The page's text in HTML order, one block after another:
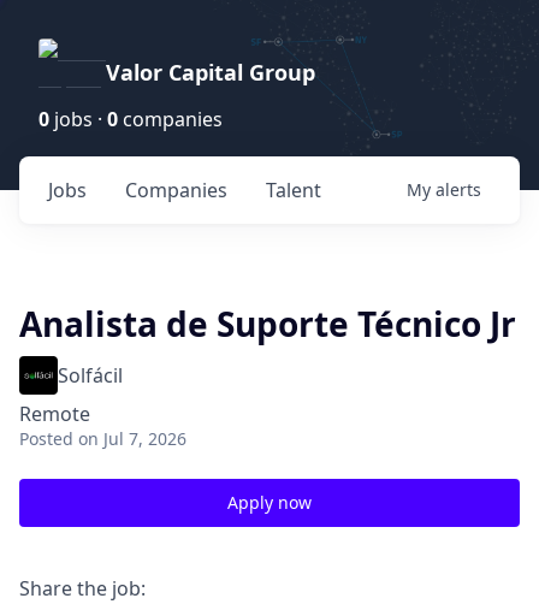
Valor Capital Group
0 jobs · 0 companies
Jobs Companies Talent My alerts
Analista de Suporte Técnico Jr
Solfácil
Remote
Posted on Jul 7, 2026
Apply now
Share the job: